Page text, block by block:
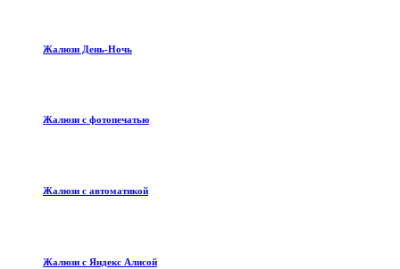
Жалюзи День-Ночь
Жалюзи с фотопечатью
Жалюзи с автоматикой
Жалюзи с Яндекс Алисой